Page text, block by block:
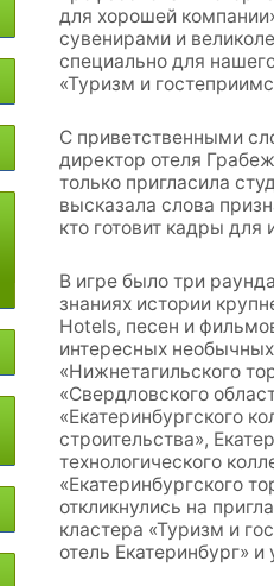
для хорошей
сувенирами и
специально для
«Туризм и
С приветственными
директор отеля
только пригласила
высказала слова
кто готовит кадры для
В игре было три
знаниях истории
Hotels, песен и
интересных
«Нижнетагильского
«Свердловского
«Екатеринбургского
строительства»,
технологического
«Екатеринбургского
откликнулись на
кластера «Туризм и
отель Екатеринбург»